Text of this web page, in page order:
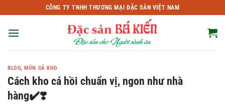
qua
nội
CÔNG TY TNHH THƯƠNG MẠI ĐẶC SẢN VIỆT NAM
BLOG,MÓN CÁ KHO
Cách kho cá hồi chuẩn vị, ngon như nhà
hàng✔️❣️